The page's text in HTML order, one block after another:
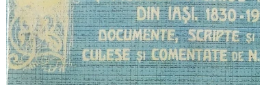
Coordonate
Cărți despre noi
2022
2023